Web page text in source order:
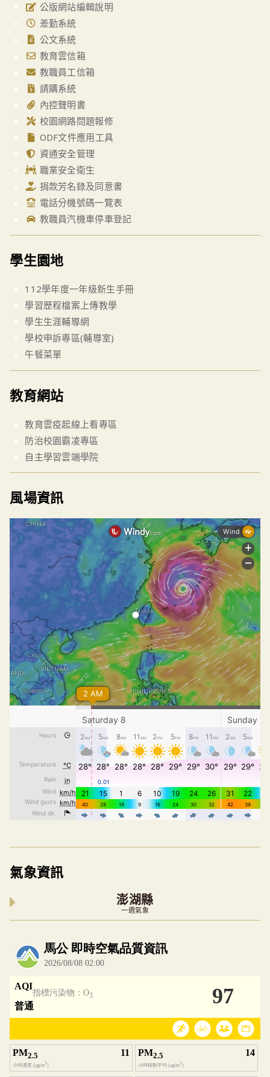
公版網站編輯說明
差勤系統
公文系統
教育雲信箱
教職員工信箱
請購系統
內控聲明書
校園網路問題報修
ODF文件應用工具
資通安全管理
職業安全衛生
捐款芳名錄及同意書
電話分機號碼一覽表
教職員汽機車停車登記
學生園地
112學年度一年級新生手冊
學習歷程檔案上傳教學
學生生涯輔導網
學校申訴專區(輔導室)
午餐菜單
教育網站
教育雲疫起線上看專區
防治校園霸凌專區
自主學習雲端學院
風場資訊
氣象資訊
澎湖縣
一週氣象
內嵌空氣品質小工具為視覺預覽，完整即時空